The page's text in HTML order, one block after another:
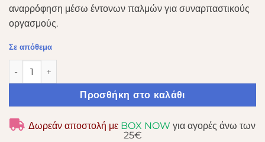
αναρρόφηση μέσω έντονων παλμών για συναρπαστικούς
οργασμούς.
Σε απόθεμα
RITHUAL SHUSHU CERISE NEW GENERATION CLITORAL
Προσθήκη στο καλάθι
Δωρεάν αποστολή με BOX NOW για αγορές άνω των
25€